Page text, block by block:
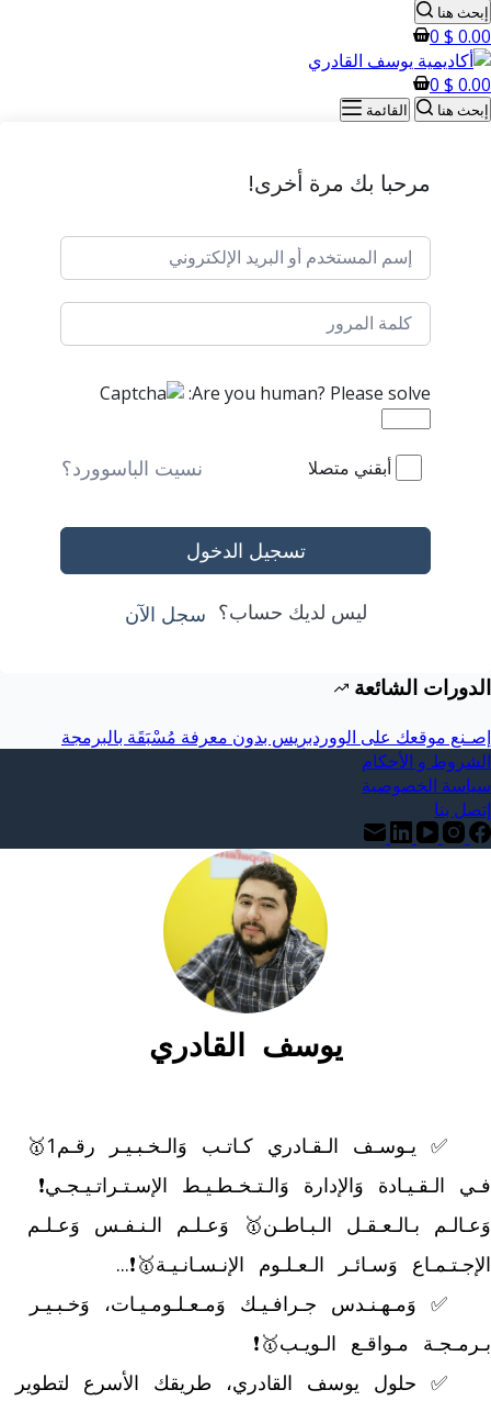
إبحث هنا
0.00
$
0
0.00
$
0
إبحث هنا القائمة
مرحبا بك مرة أخرى!
Are you human? Please solve:
أبقني متصلا نسيت الباسوورد؟
تسجيل الدخول
ليس لديك حساب؟ سجل الآن
الدورات الشائعة
إصـنع موقعك على الووردبرِيس بدون معرفة مُسْبَقَة بالبرمجة
الشروط و الأحكام
سياسة الخصوصية
إتصل بنا
يوسف القادري